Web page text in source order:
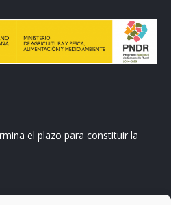
el plazo para constituir la